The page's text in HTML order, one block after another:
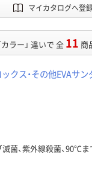
マイカタログへ登
カラー」 違いで 全 11 商
クス・その他EVAサ
菌、紫外線殺菌、90℃